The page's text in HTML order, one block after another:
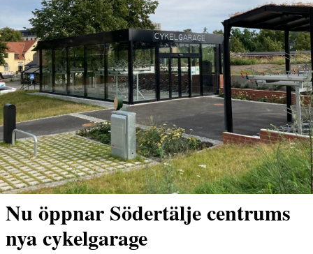
Nu öppnar Södertälje centrums
nya cykelgarage